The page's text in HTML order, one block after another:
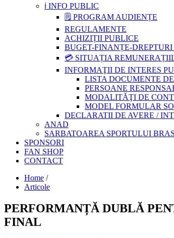
ℹ️ INFO PUBLIC
🗒 PROGRAM AUDIENȚE
REGULAMENTE
ACHIZIȚII PUBLICE
BUGET-FINANȚE-
💳 SITUAȚIA
INFORMAŢII DE INTERES
LISTA DOCUMENTE
PERSOANE
MODALITĂŢI DE
MODEL FORMULAR
DECLARATII DE AVERE /
ANAD
SARBATOAREA SPORTULUI
SPONSORI
FAN SHOP
CONTACT
Home /
Articole
PERFORMANȚĂ DUBLĂ
FINAL